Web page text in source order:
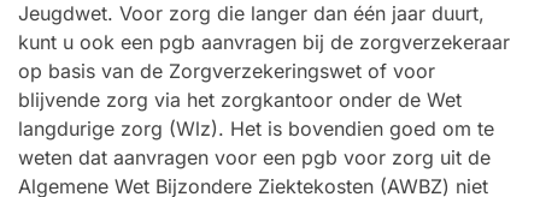
Jeugdwet. Voor zorg die langer dan één jaar duurt,
kunt u ook een pgb aanvragen bij de zorgverzekeraar
op basis van de Zorgverzekeringswet of voor
blijvende zorg via het zorgkantoor onder de Wet
langdurige zorg (Wlz). Het is bovendien goed om te
weten dat aanvragen voor een pgb voor zorg uit de
Algemene Wet Bijzondere Ziektekosten (AWBZ) niet